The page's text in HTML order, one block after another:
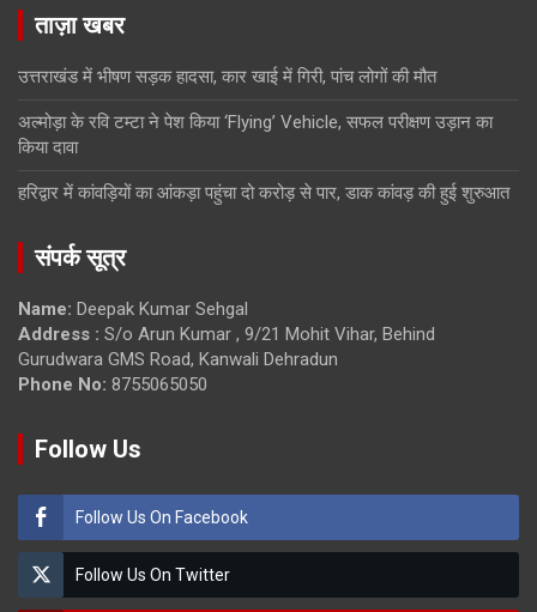
ताज़ा खबर
उत्तराखंड में भीषण सड़क हादसा, कार खाई में गिरी, पांच लोगों की मौत
अल्मोड़ा के रवि टम्टा ने पेश किया ‘Flying’ Vehicle, सफल परीक्षण उड़ान का
किया दावा
हरिद्वार में कांवड़ियों का आंकड़ा पहुंचा दो करोड़ से पार, डाक कांवड़ की हुई शुरुआत
संपर्क सूत्र
Name: Deepak Kumar Sehgal
Address : S/o Arun Kumar , 9/21 Mohit Vihar, Behind
Gurudwara GMS Road, Kanwali Dehradun
Phone No: 8755065050
Follow Us
Follow Us On Facebook
Follow Us On Twitter